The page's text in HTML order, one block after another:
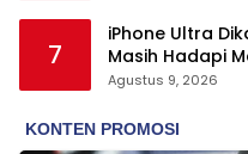
7
iPhone Ultra
Masih Hadapi
Agustus 9, 2026